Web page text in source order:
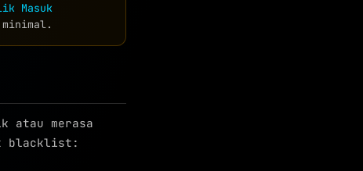
Masuk
atau merasa
blacklist: